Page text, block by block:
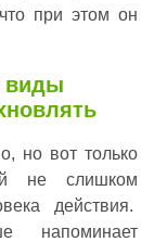
при этом он
виды
но вот только
не слишком
действия.
напоминает